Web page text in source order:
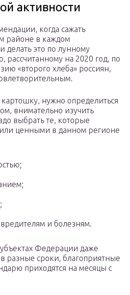
активности
когда сажать
районе в каждом
делать это по лунному
рассчитанному на 2020 год, по
«второго хлеба» россиян,
нужно определиться
внимательно изучить
выбрать те, которые
ценными в данном регионе
и болезням.
Федерации даже
разные сроки, благоприятные
приходятся на месяцы с